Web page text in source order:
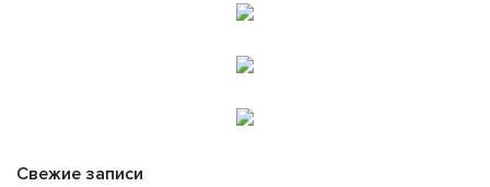
Свежие записи